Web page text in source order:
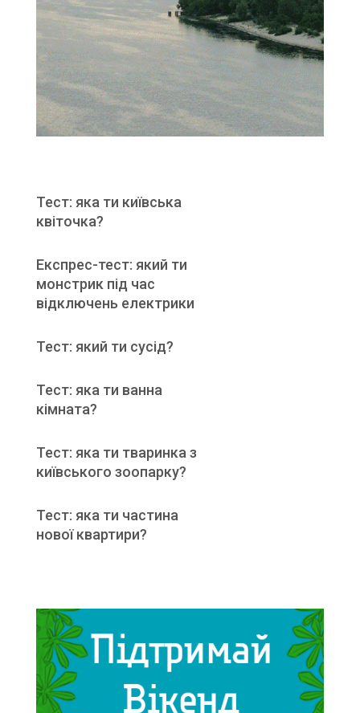
Тест: яка ти київська
квіточка?
Експрес-тест: який ти
монстрик під час
відключень електрики
Тест: який ти сусід?
Тест: яка ти ванна
кімната?
Тест: яка ти тваринка з
київського зоопарку?
Тест: яка ти частина
нової квартири?